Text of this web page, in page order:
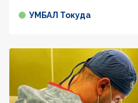
УМБАЛ Токуда